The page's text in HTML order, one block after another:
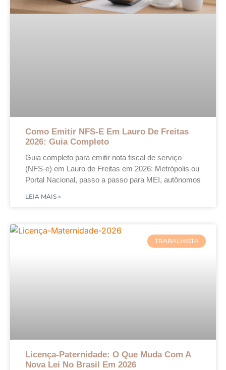
Como Emitir NFS-E Em Lauro De Freitas
2026: Guia Completo
Guia completo para emitir nota fiscal de serviço
(NFS-e) em Lauro de Freitas em 2026: Metrópolis ou
Portal Nacional, passo a passo para MEI, autônomos
LEIA MAIS »
TRABALHISTA
Licença-Paternidade: O Que Muda Com A
Nova Lei No Brasil Em 2026